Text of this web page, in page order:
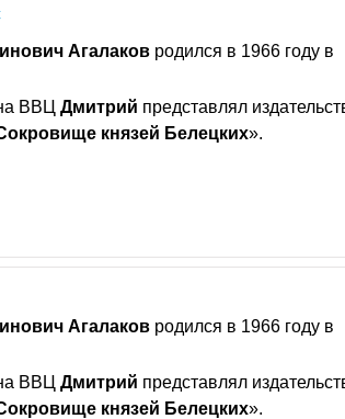
Агалаков родился в 1966 году в
ВВЦ Дмитрий представлял
князей Белецких».
Агалаков родился в 1966 году в
ВВЦ Дмитрий представлял
князей Белецких».